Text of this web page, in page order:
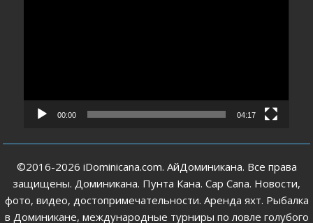
00:00 04:17
©2016-2026 iDominicana.com. АйДоминикана. Все права
защищены. Доминикана. Пунта Кана. Cap Cana. Новости,
фото, видео, достопримечательности. Аренда яхт. Рыбалка
в Доминикане, международные турниры по ловле голубого